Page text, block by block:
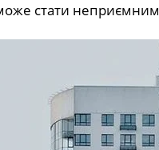
стати